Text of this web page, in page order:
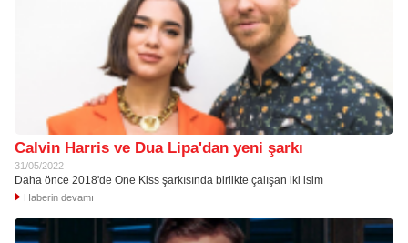
Calvin Harris ve Dua Lipa'dan yeni şarkı
31/05/2022
Daha önce 2018'de One Kiss şarkısında birlikte çalışan iki isim
Haberin devamı